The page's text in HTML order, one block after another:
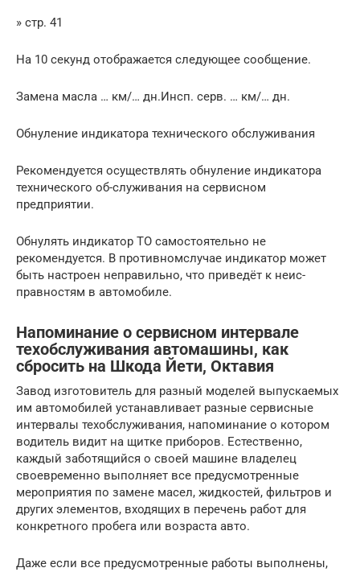
» стр. 41
На 10 секунд отображается следующее сообщение.
Замена масла … км/… дн.Инсп. серв. … км/… дн.
Обнуление индикатора технического обслуживания
Рекомендуется осуществлять обнуление индикатора
технического об-служивания на сервисном
предприятии.
Обнулять индикатор ТО самостоятельно не
рекомендуется. В противномслучае индикатор может
быть настроен неправильно, что приведёт к неис-
правностям в автомобиле.
Напоминание о сервисном интервале
техобслуживания автомашины, как
сбросить на Шкода Йети, Октавия
Завод изготовитель для разный моделей выпускаемых
им автомобилей устанавливает разные сервисные
интервалы техобслуживания, напоминание о котором
водитель видит на щитке приборов. Естественно,
каждый заботящийся о своей машине владелец
своевременно выполняет все предусмотренные
мероприятия по замене масел, жидкостей, фильтров и
других элементов, входящих в перечень работ для
конкретного пробега или возраста авто.
Даже если все предусмотренные работы выполнены,